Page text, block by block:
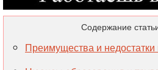
Содержание
Преимущества и